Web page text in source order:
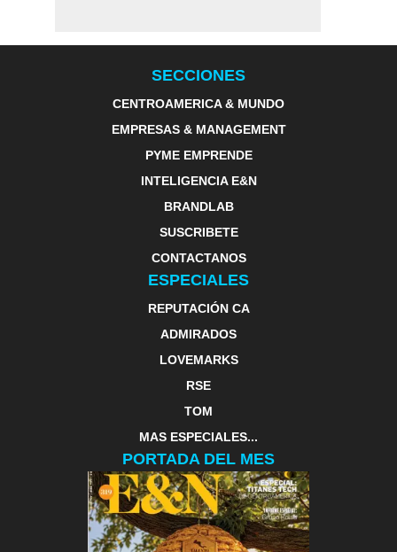
SECCIONES
CENTROAMERICA & MUNDO
EMPRESAS & MANAGEMENT
PYME EMPRENDE
INTELIGENCIA E&N
BRANDLAB
SUSCRIBETE
CONTACTANOS
ESPECIALES
REPUTACIÓN CA
ADMIRADOS
LOVEMARKS
RSE
TOM
MAS ESPECIALES...
PORTADA DEL MES